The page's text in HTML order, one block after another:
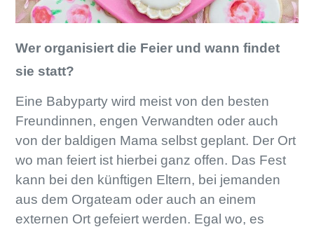
Wer organisiert die Feier und wann findet
sie statt?
Eine Babyparty wird meist von den besten
Freundinnen, engen Verwandten oder auch
von der baldigen Mama selbst geplant. Der Ort
wo man feiert ist hierbei ganz offen. Das Fest
kann bei den künftigen Eltern, bei jemanden
aus dem Orgateam oder auch an einem
externen Ort gefeiert werden. Egal wo, es